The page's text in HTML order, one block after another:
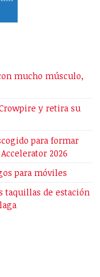
mucho músculo,
y retira su
para formar
2026
para móviles
taquillas de estación